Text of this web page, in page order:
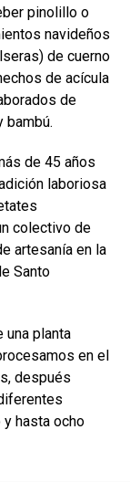
pinolillo o
navideños
de cuerno
de acícula
de
bambú.
de 45 años
laboriosa
colectivo de
artesanía en la
Santo
una planta
en el
después
hasta ocho